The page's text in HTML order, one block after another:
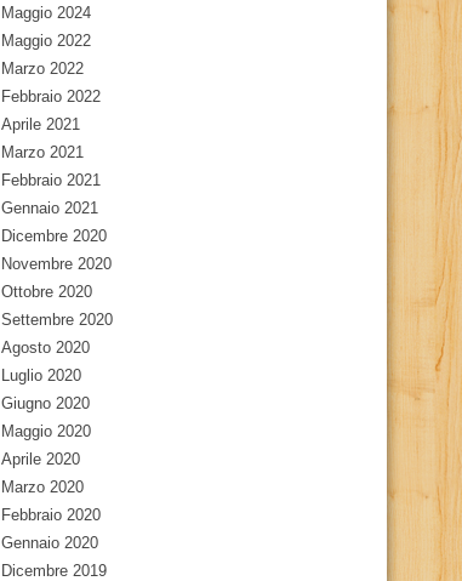
Maggio 2024
Maggio 2022
Marzo 2022
Febbraio 2022
Aprile 2021
Marzo 2021
Febbraio 2021
Gennaio 2021
Dicembre 2020
Novembre 2020
Ottobre 2020
Settembre 2020
Agosto 2020
Luglio 2020
Giugno 2020
Maggio 2020
Aprile 2020
Marzo 2020
Febbraio 2020
Gennaio 2020
Dicembre 2019